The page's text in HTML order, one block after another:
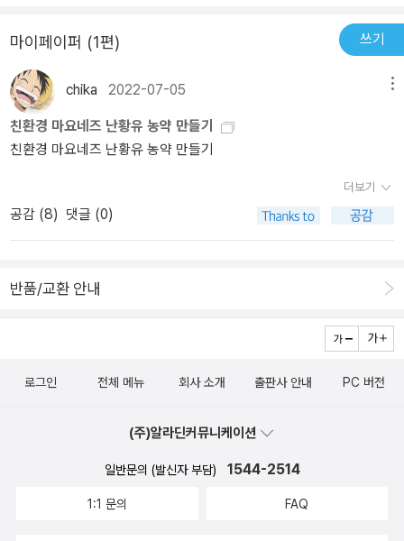
흙 그리고 관리법과 번식법 등을 일러스트로 그려서 설명을 하는데
일러스트의 퀄리티가 상당히 높아서 그 자체로 마치 드로잉 북을 보
는 것 같은 느낌도 든다. 실제 사진을 사용하면 현실감은 있겠지만 전
체적으로 톤이 어두워지고 설명하고자 하는 부분을 제대로 이해하기
어려운 단점도 있다. 반면 일러스트로 표현하면 특징이나 설명이 필
요한 부분을 강조해서 조금 더 직관적으로 이해하기 좋게 나타낼 수
에 집중해서 일러스트로 설명을 대충 때우다보니 자칫 설명이 부족해
지는 경우도 있는데 이 책은 역으로 텍스트가 많은 편이다. 고퀄의 일
적인 방식으로 정보 전달에 힘을 기울이고 있 다. 물론 텍스트가 많다
성이 상당히 좋고 설명도 쉽고 이해가 잘 되는 편이다. 그래서 전체적
보면 식물을 키울 때 신경써야 되는 부분이 의외로 많다. 앞서도 말했
면 알아서 쑥쑥 클거라고 생각하기 쉬운데 실내 가드닝을 위해서는
할 것 같다. 그리고 무엇보다 쉽지가 않아 보인다. 너무 쉽게만 생각하
고 도전했다가는 아까운 생명을 죽이게 될 수도 있으므로 집사가 된
요하다.#2. 환기도 많이 안했던 것 같은데, 환기가 왜 중요한지 식물
주변의 공기가 왜 대류해야하는지 이해가 되니 앞으로는 환기를 더
할 것 같다. 환기는 사람에게도 중요한데 식물이 시들도록 환기를 안
한 동안 내 몸도 힘들었을 것 같아 미안하다.#3. 번식, 물꽃이등은 아
직은 내가 범접할 단계는 아니라고 생각되지만, 세균이 중요하다는
사실을 알았으니 향후 도전해 볼 생각이다.​본문의 내용을 일부 인용
을 자주 주는 습관이 있다면 배수제를 과감하게 섞어보는 것도 과습
다. 그렇기 때문에 흙속에서의 공기 흐름이 좋아야 뿌리가 건강하게
물을 바로 식물에게 주면 식물이 스트레스를 많이 받습니다. 가능하
주면 실온에 가까운 물을 주기 때문에 식물이 받는 스트레스를 줄일
깨닫지 못하는 경우가 많습니다. 환기가 원활해야 증산작용을 잘해서
니다. 통풍이 잘 되지 않으면 곰팡이가 생기고 블랙스팟이 발생하기
도 합니다. 바람이 불면서 식물의 잎과 줄기를 흔들면 식물의 조직은
께하는 일상들을 블로그에 기록해왔고 10년 동안 거의 매일 블로그에
글을 올렸다고 한다. 현재는 네이버 식물 인플루언서로 많은 분들의
사랑을 받고 있었다. 10년 홈가드닝 노하우가 이 책 한 권에 고스란히
담겨 있었다. 식물 초보를 위한 기초 안내 팁들을 자세히 기록해 두었
고, 식물 고수들을 위한 전문적인 안내도 상세히 해주고 있었다. 특히
식물 방제 및 비료에 대한 안내, 수태 활용법, 수태봉 만드는 방법 등
을 그림과 함께 상세히 설명해줘서 식물 돌보는 작업에 유용하게 활
잎번식, 삽목분 만드는 법, 필로덴드론, 알로카시아, 칼라디움, 안스리
낌없이 독자들에게 알려주고 있었다. 궁금함에 저자의 블로그를 방문
고 있었다. 글로스터님의 식물을 아끼고 사랑하는 열정 어린 모습과 1
내드리고 싶다. 식물을 좋아하는 분들이라면 누구라도 좋아하고 꼭
지 총망라한 식물 실용서다. 이 책을 가까운 책장에 꽂아두고서 유용
하게 잘 활용해 보시길 추천드린다. -출판사로부터 도서를 제공받아
마이페이퍼 (1편) 쓰기
chika 2022-07-05
친환경 마요네즈 난황유 농약 만들기
친환경 마요네즈 난황유 농약 만들기
더보기
공감 (8) 댓글 (0)
반품/교환 안내
로그인 전체 메뉴 회사 소개 출판사 안내 PC 버전
(주)알라딘커뮤니케이션
일반문의 (발신자 부담) 1544-2514
1:1 문의 FAQ